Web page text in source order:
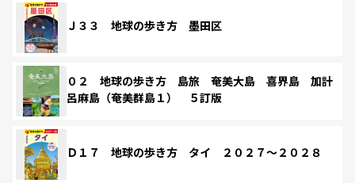
Ｊ３３ 地球の歩き方 墨田区
０２ 地球の歩き方 島旅 奄美大島 喜界島 加計
呂麻島（奄美群島１） ５訂版
Ｄ１７ 地球の歩き方 タイ ２０２７～２０２８